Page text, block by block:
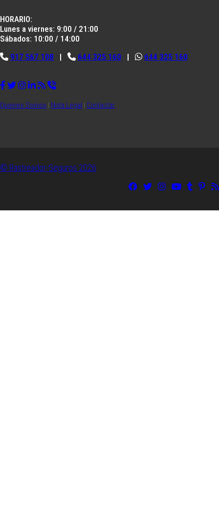
HORARIO:
Lunes a viernes: 9:00 / 21:00
Sábados: 10:00 / 14:00
917 567 108 | 644 325 160 | 644 325 160
Quienes Somos | Nota Legal | Contactar
© Rastreador-Seguros 2026